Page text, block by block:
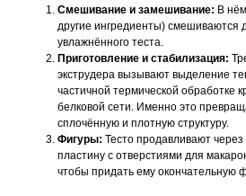
Смешивание и замешивание: В
другие ингредиенты) смешиваются
увлажнённого теста.
Приготовление и стабилизация:
экструдера вызывают выделение
частичной термической обработке
белковой сети. Именно это
сплочённую и плотную структуру.
Фигуры: Тесто продавливают
пластину с отверстиями для
чтобы придать ему окончательную